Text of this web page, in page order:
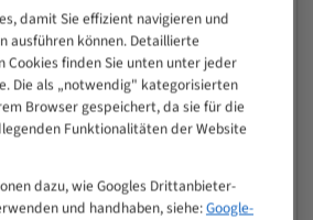
4/5
pro
(ZpZ))
damit Sie effizient navigieren und
ausführen können. Detaillierte
Cookies finden Sie unten unter jeder
Die als „notwendig" kategorisierten
Browser gespeichert, da sie für die
Funktionalitäten der Website
dazu, wie Googles Drittanbieter-
und handhaben, siehe:Google-